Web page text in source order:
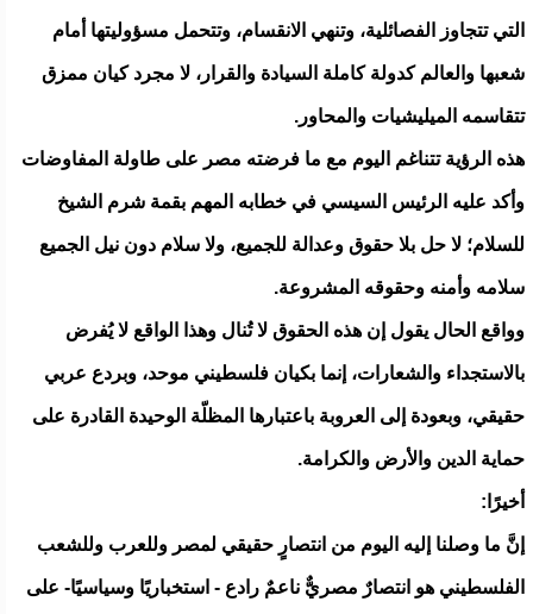
التي تتجاوز الفصائلية، وتنهي الانقسام، وتتحمل مسؤوليتها أمام
شعبها والعالم كدولة كاملة السيادة والقرار، لا مجرد كيان ممزق
تتقاسمه الميليشيات والمحاور.
هذه الرؤية تتناغم اليوم مع ما فرضته مصر على طاولة المفاوضات
وأكد عليه الرئيس السيسي في خطابه المهم بقمة شرم الشيخ
للسلام؛ لا حل بلا حقوق وعدالة للجميع، ولا سلام دون نيل الجميع
سلامه وأمنه وحقوقه المشروعة.
وواقع الحال يقول إن هذه الحقوق لا تُنال وهذا الواقع لا يُفرض
بالاستجداء والشعارات، إنما بكيان فلسطيني موحد، وبردع عربي
حقيقي، وبعودة إلى العروبة باعتبارها المظلّة الوحيدة القادرة على
حماية الدين والأرض والكرامة.
أخيرًا:
إنَّ ما وصلنا إليه اليوم من انتصارٍ حقيقي لمصر وللعرب وللشعب
الفلسطيني هو انتصارٌ مصريٌّ ناعمٌ رادع - استخباريًا وسياسيًا- على